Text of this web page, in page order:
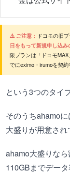
⚠️ ご注意： ドコモの旧
日をもって新規申し込み
限プランは「ドコモ
でにeximo・irumoを契約
という3つのタイ
そのうちahamo
大盛りが用意され
ahamo大盛りな
110GBまでデータ